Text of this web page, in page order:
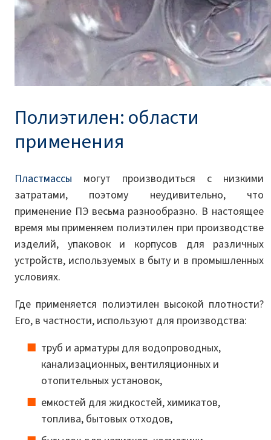
Полиэтилен: области
применения
Пластмассы могут производиться с низкими
затратами, поэтому неудивительно, что
применение ПЭ весьма разнообразно. В настоящее
время мы применяем полиэтилен при производстве
изделий, упаковок и корпусов для различных
устройств, используемых в быту и в промышленных
условиях.
Где применяется полиэтилен высокой плотности?
Его, в частности, используют для производства:
труб и арматуры для водопроводных,
канализационных, вентиляционных и
отопительных установок,
емкостей для жидкостей, химикатов,
топлива, бытовых отходов,